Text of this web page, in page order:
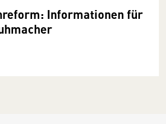
Informationen für